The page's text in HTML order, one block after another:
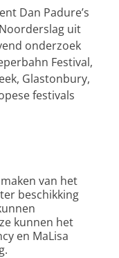
Dan Padure’s
uit
onderzoek
Festival,
Glastonbury,
festivals
van het
beschikking
kunnen het
en MaLisa